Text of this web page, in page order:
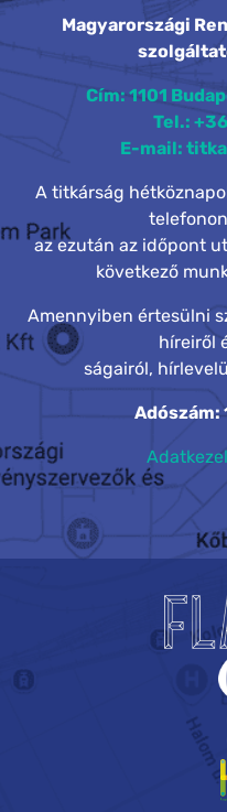
Magyarországi
Cím: 1101
Tel.:
E-mail:
A titkárság
az ezután az időpont
következő
Amennyiben értesülni
híreiről
ságairól,
Adószám: